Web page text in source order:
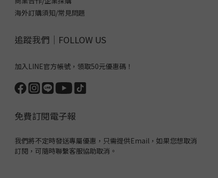
海外訂購須知/常見問題
追蹤我們｜FOLLOW US
加入LINE官方帳號，領取50元優惠碼！
免費訂閱電子報
我們將不定時發送專屬優惠，只需提供Email，如果您想取消
訂閱，可隨時聯繫客服協助取消。